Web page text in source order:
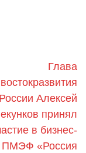
Глава
России Алексей
принял
в бизнес-
ПМЭФ «Россия